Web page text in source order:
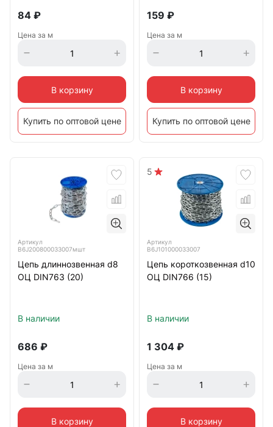
84 ₽
Цена за м
В корзину
Купить по оптовой цене
159 ₽
Цена за м
В корзину
Купить по оптовой цене
Артикул
B6J200800033007мшт
Цепь длиннозвенная d8
ОЦ DIN763 (20)
В наличии
686 ₽
Цена за м
В корзину
5
Артикул
B6J101000033007
Цепь короткозвенная d10
ОЦ DIN766 (15)
В наличии
1 304 ₽
Цена за м
В корзину